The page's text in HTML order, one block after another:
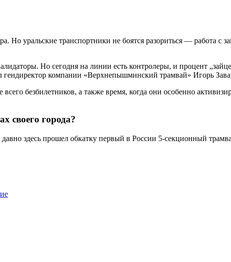
Но уральские транспортники не боятся разориться — работа с
Но сегодня на линии есть контролеры, и процент
гендиректор компании «Верхнепышминский трамвай» Игорь
безбилетников, а также время, когда они особенно
своего города?
здесь прошел обкатку первый в России 5-секционный